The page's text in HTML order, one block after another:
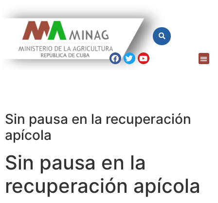
Sin pausa en la recuperación
apícola
Sin pausa en la
recuperación apícola